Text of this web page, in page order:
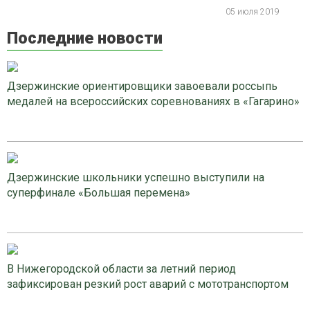
05 июля 2019
Последние новости
Дзержинские ориентировщики завоевали россыпь
медалей на всероссийских соревнованиях в «Гагарино»
Дзержинские школьники успешно выступили на
суперфинале «Большая перемена»
В Нижегородской области за летний период
зафиксирован резкий рост аварий с мототранспортом